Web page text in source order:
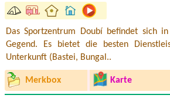
Das Sportzentrum Doubí befindet sich
Gegend. Es bietet die besten
Unterkunft (Bastei, Bungal..
Merkbox Karte